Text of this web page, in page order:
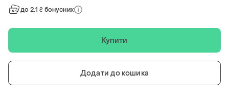
до 2.1 ₴ бонусних
Купити
Додати до кошика